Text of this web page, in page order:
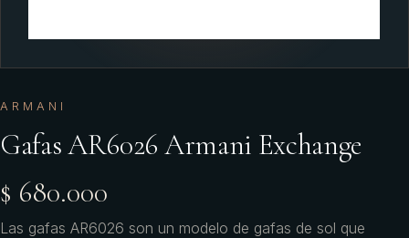
ARMANI
Gafas AR6026 Armani Exchange
$ 680.000
Las gafas AR6026 son un modelo de gafas de sol que